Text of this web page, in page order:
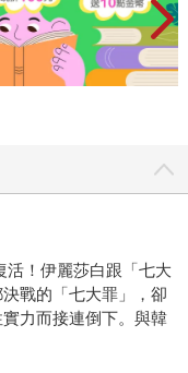
活！伊麗莎白跟「七大
戰的「七大罪」，卻
力而接連倒下。與韓